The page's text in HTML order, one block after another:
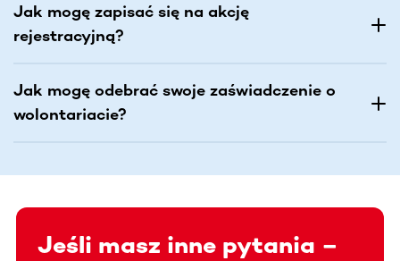
Jak mogę zapisać się na akcję
rejestracyjną?
Jak mogę odebrać swoje zaświadczenie o
wolontariacie?
Jeśli masz inne pytania –